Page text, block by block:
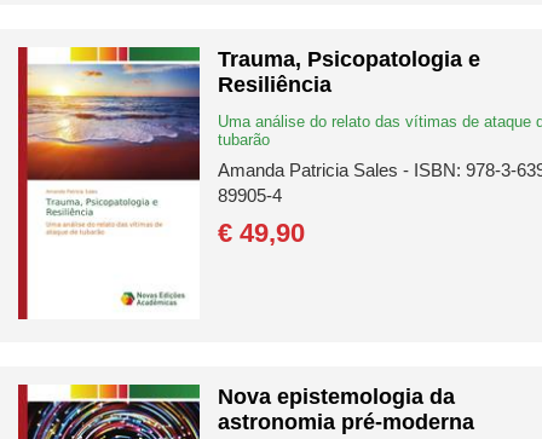
Trauma, Psicopatologia e
Resiliência
Uma análise do relato das vítimas de ataque
tubarão
Amanda Patricia Sales - ISBN: 978-3-
89905-4
€ 49,90
Nova epistemologia da
astronomia pré-moderna